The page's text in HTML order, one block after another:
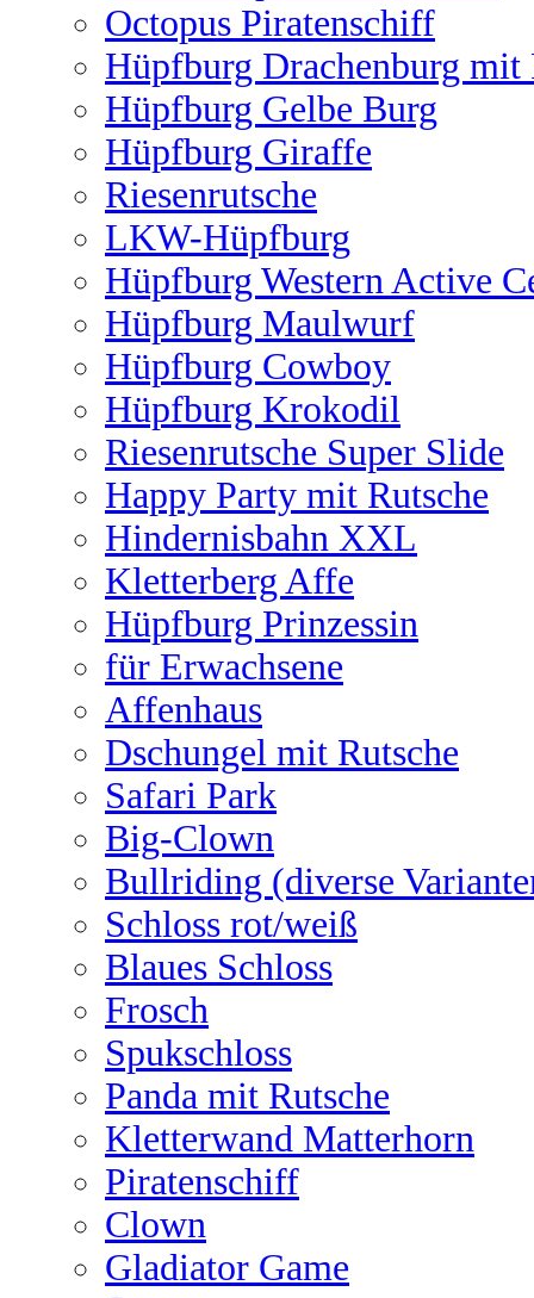
Octopus Piratenschiff
Hüpfburg Drachenburg mit
Hüpfburg Gelbe Burg
Hüpfburg Giraffe
Riesenrutsche
LKW-Hüpfburg
Hüpfburg Western Active
Hüpfburg Maulwurf
Hüpfburg Cowboy
Hüpfburg Krokodil
Riesenrutsche Super Slide
Happy Party mit Rutsche
Hindernisbahn XXL
Kletterberg Affe
Hüpfburg Prinzessin
für Erwachsene
Affenhaus
Dschungel mit Rutsche
Safari Park
Big-Clown
Bullriding (diverse
Schloss rot/weiß
Blaues Schloss
Frosch
Spukschloss
Panda mit Rutsche
Kletterwand Matterhorn
Piratenschiff
Clown
Gladiator Game